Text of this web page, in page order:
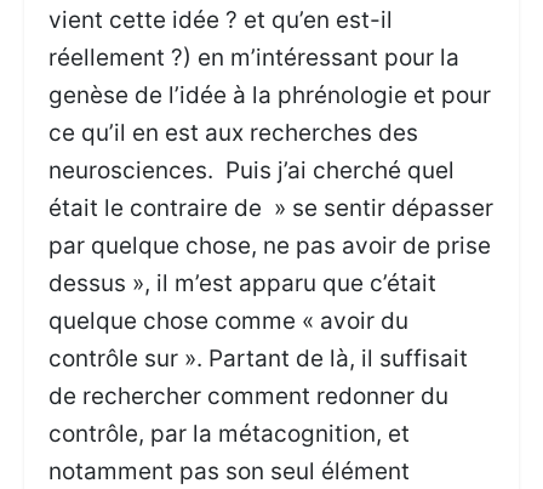
vient cette idée ? et qu’en est-il
réellement ?) en m’intéressant pour la
genèse de l’idée à la phrénologie et pour
ce qu’il en est aux recherches des
neurosciences. Puis j’ai cherché quel
était le contraire de » se sentir dépasser
par quelque chose, ne pas avoir de prise
dessus », il m’est apparu que c’était
quelque chose comme « avoir du
contrôle sur ». Partant de là, il suffisait
de rechercher comment redonner du
contrôle, par la métacognition, et
notamment pas son seul élément